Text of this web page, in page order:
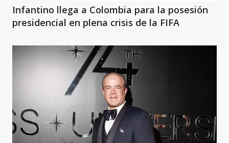
Infantino llega a Colombia para la posesión
presidencial en plena crisis de la FIFA